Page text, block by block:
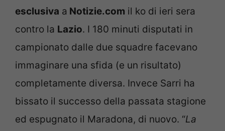
esclusiva a Notizie.com il ko di ieri sera
contro la Lazio. I 180 minuti disputati in
campionato dalle due squadre facevano
immaginare una sfida (e un risultato)
completamente diversa. Invece Sarri ha
bissato il successo della passata stagione
ed espugnato il Maradona, di nuovo. “La